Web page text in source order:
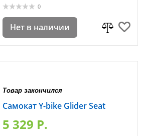
0
Нет в наличии
Товар закончился
Самокат Y-bike Glider Seat
5 329 P.